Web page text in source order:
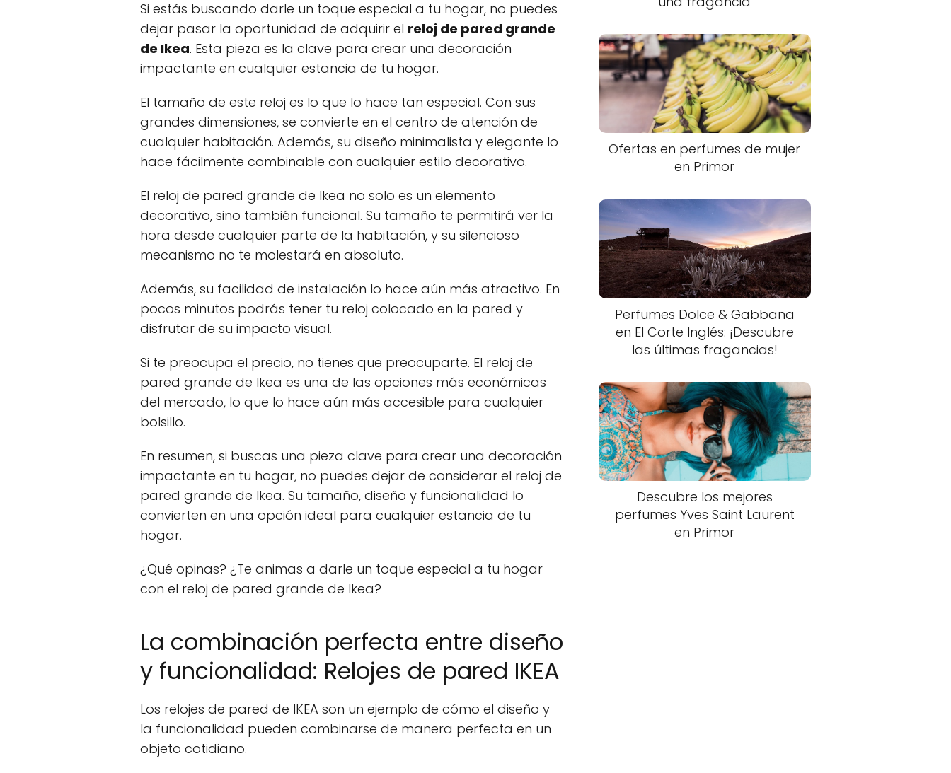
Si estás buscando darle un toque especial a tu hogar, no puedes
dejar pasar la oportunidad de adquirir el reloj de pared grande
de Ikea. Esta pieza es la clave para crear una decoración
impactante en cualquier estancia de tu hogar.
El tamaño de este reloj es lo que lo hace tan especial. Con sus
grandes dimensiones, se convierte en el centro de atención de
cualquier habitación. Además, su diseño minimalista y elegante lo
hace fácilmente combinable con cualquier estilo decorativo.
El reloj de pared grande de Ikea no solo es un elemento
decorativo, sino también funcional. Su tamaño te permitirá ver la
hora desde cualquier parte de la habitación, y su silencioso
mecanismo no te molestará en absoluto.
Además, su facilidad de instalación lo hace aún más atractivo. En
pocos minutos podrás tener tu reloj colocado en la pared y
disfrutar de su impacto visual.
Si te preocupa el precio, no tienes que preocuparte. El reloj de
pared grande de Ikea es una de las opciones más económicas
del mercado, lo que lo hace aún más accesible para cualquier
bolsillo.
En resumen, si buscas una pieza clave para crear una decoración
impactante en tu hogar, no puedes dejar de considerar el reloj de
pared grande de Ikea. Su tamaño, diseño y funcionalidad lo
convierten en una opción ideal para cualquier estancia de tu
hogar.
¿Qué opinas? ¿Te animas a darle un toque especial a tu hogar
con el reloj de pared grande de Ikea?
La combinación perfecta entre diseño
y funcionalidad: Relojes de pared IKEA
Los relojes de pared de IKEA son un ejemplo de cómo el diseño y
la funcionalidad pueden combinarse de manera perfecta en un
objeto cotidiano.
Ofertas en perfumes de mujer
en Primor
Perfumes Dolce & Gabbana
en El Corte Inglés: ¡Descubre
las últimas fragancias!
Descubre los mejores
perfumes Yves Saint Laurent
en Primor